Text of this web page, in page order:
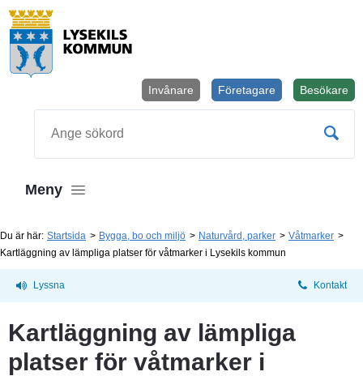
Besökare
Företagare
Invånare
Meny
Du är här: Startsida Bygga, bo och miljö Naturvård, parker
Våtmarker
Kartläggning av lämpliga platser för våtmarker i Lysekils kommun
Lyssna Kontakt
Kartläggning av lämpliga
platser för våtmarker i